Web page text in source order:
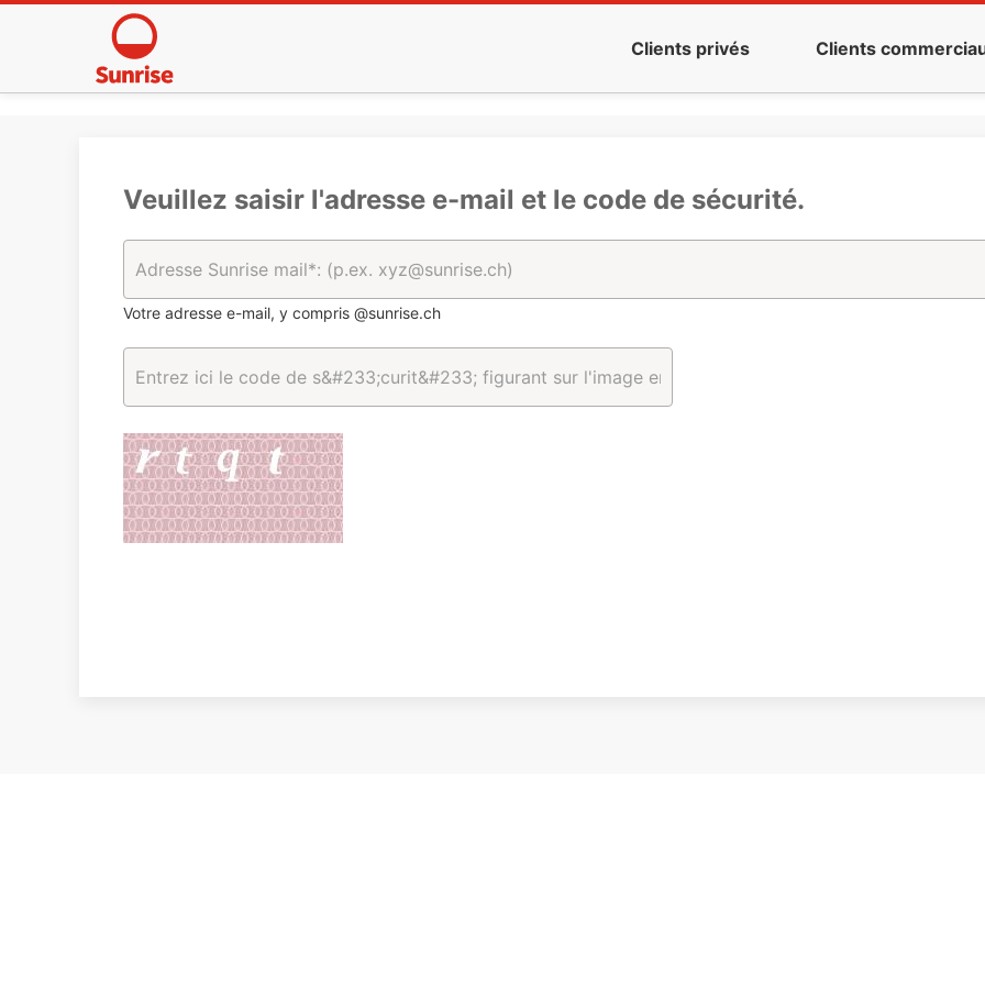
Clients privés Clients
Veuillez saisir l'adresse e-mail et le code de sécurité.
Votre adresse e-mail, y compris @sunrise.ch